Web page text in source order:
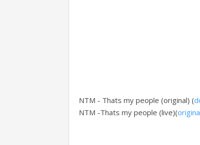
NTM - Thats my people (original) (
NTM -Thats my people (live)(